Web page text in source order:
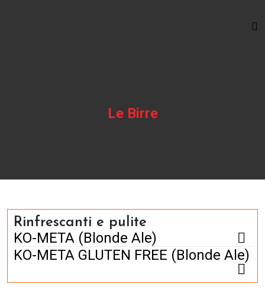
Le Birre
Rinfrescanti e pulite
KO-META (Blonde Ale)
KO-META GLUTEN FREE (Blonde Ale)